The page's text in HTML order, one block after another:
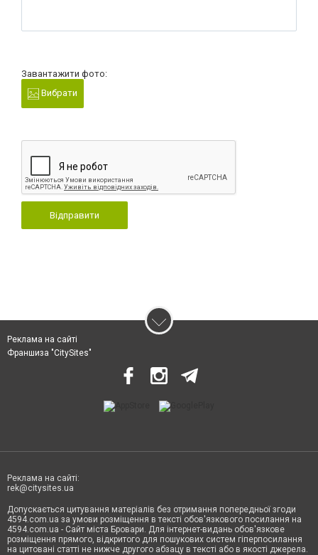
Завантажити фото:
Вибрати
Відправити
Реклама на сайті
Франшиза "CitySites"
Реклама на сайті:
rek@citysites.ua
Допускається цитування матеріалів без отримання попередньої згоди
4594.com.ua за умови розміщення в тексті обов'язкового посилання на
4594.com.ua - Сайт міста Бровари. Для інтернет-видань обов'язкове
розміщення прямого, відкритого для пошукових систем гіперпосилання
на цитовані статті не нижче другого абзацу в тексті або в якості джерела.